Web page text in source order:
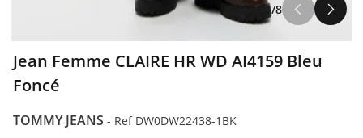
1/8
Jean Femme CLAIRE HR WD AI4159 Bleu
Foncé
TOMMY JEANS - Ref DW0DW22438-1BK